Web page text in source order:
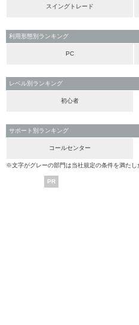
スイングトレード
利用形態別ランキング
PC
レベル別ランキング
初心者
サポート別ランキング
コールセンター
※文字がグレーの部門は当社規定の条件を満たし
PR